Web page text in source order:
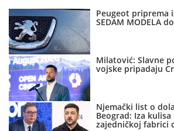
Peugeot priprema
SEDAM MODELA
Milatović: Slavne
vojske pripadaju
Njemački list o
Beograd: Iza
zajedničkoj fabrici